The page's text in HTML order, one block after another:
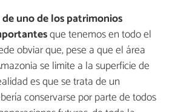
uno de los patrimonios
que tenemos en todo el
obviar que, pese a que el área
se limite a la superficie de
es que se trata de un
conservarse por parte de todos